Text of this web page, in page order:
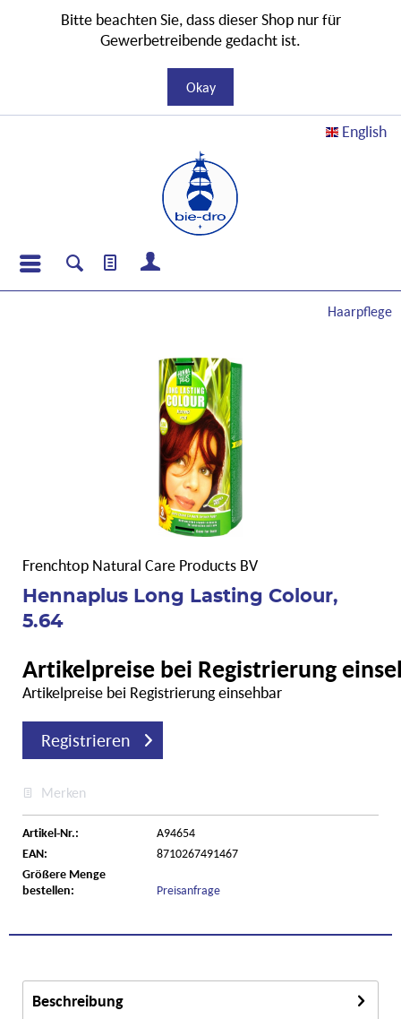
English
Haarpflege
Frenchtop Natural Care Products BV
Hennaplus Long Lasting Colour,
5.64
Artikelpreise bei Registrierung
Artikelpreise bei Registrierung einsehbar
Registrieren
Merken
Artikel-Nr.:
A94654
EAN:
8710267491467
Größere Menge
bestellen:
Preisanfrage
Beschreibung
Bitte beachten Sie, dass dieser Shop nur für
Gewerbetreibende gedacht ist.
Okay